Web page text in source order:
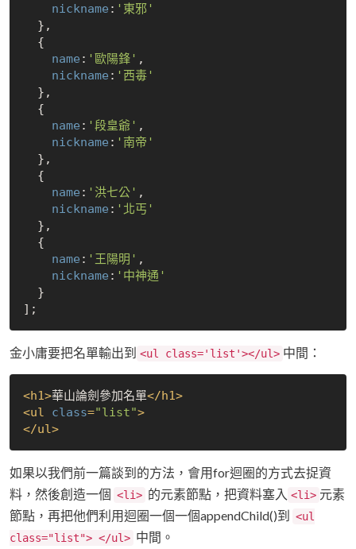
nickname : '東邪'
name : '歐陽鋒' ,
nickname : '西毒'
name : '段皇爺' ,
nickname : '南帝'
name : '洪七公' ,
nickname : '北丐'
name : '王陽明' ,
nickname : '中神通'
金小庸要把名單輸出到 <ul class='list'></ul> 中間：
<h1>華山論劍參加名單</h1>
<ul class="list">
</ul>
如果以我們前一篇談到的方法，會用for迴圈的方式去捉資
料，然後創造一個 <li> 的元素節點，把資料塞入 <li> 元素
節點，再把他們利用迴圈一個一個appendChild()到 <ul
class="list"> </ul> 中間。